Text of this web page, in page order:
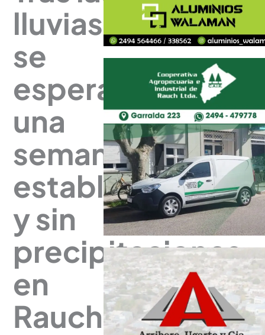
lluvias,
se
espera
una
semana
estable
y sin
precipitaciones
en
Rauch